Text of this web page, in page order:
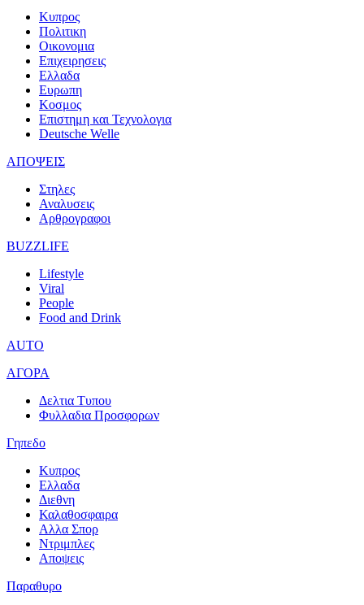
Κυπρος
Πολιτικη
Οικονομια
Επιχειρησεις
Ελλαδα
Ευρωπη
Κοσμος
Επιστημη και Τεχνολογια
Deutsche Welle
ΑΠΟΨΕΙΣ
Στηλες
Αναλυσεις
Αρθρογραφοι
BUZZLIFE
Lifestyle
Viral
People
Food and Drink
AUTO
ΑΓΟΡΑ
Δελτια Τυπου
Φυλλαδια Προσφορων
Γηπεδο
Κυπρος
Ελλαδα
Διεθνη
Καλαθοσφαιρα
Αλλα Σπορ
Ντριμπλες
Αποψεις
Παραθυρο